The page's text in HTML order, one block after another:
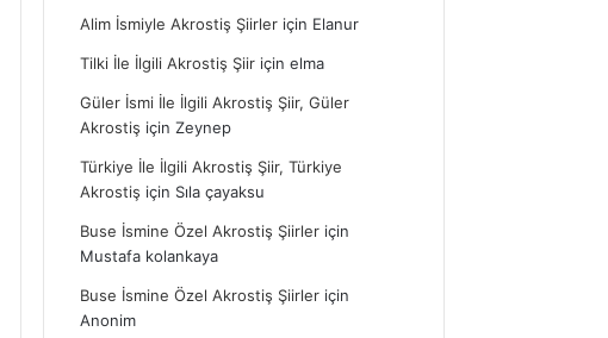
Alim İsmiyle Akrostiş Şiirler için Elanur
Tilki İle İlgili Akrostiş Şiir içinelma
Güler İsmi İle İlgili Akrostiş Şiir, Güler
Akrostiş içinZeynep
Türkiye İle İlgili Akrostiş Şiir, Türkiye
Akrostiş için Sıla çayaksu
Buse İsmine Özel Akrostiş Şiirler için
Mustafa kolankaya
Buse İsmine Özel Akrostiş Şiirler için
Anonim